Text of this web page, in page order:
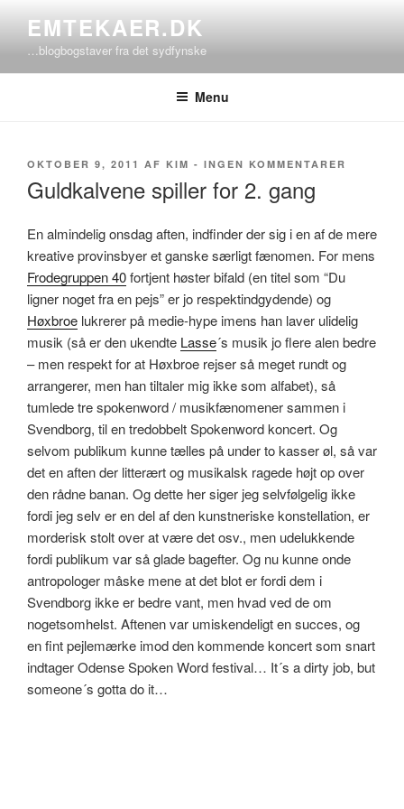
indhold
EMTEKAER.DK
…blogbogstaver fra det sydfynske
Menu
UDGIVET
OKTOBER 9, 2011 AF KIM - INGEN KOMMENTARER
GANG
Guldkalvene spiller for 2. gang
En almindelig onsdag aften, indfinder der sig i en af de mere
kreative provinsbyer et ganske særligt fænomen. For mens
Frodegruppen 40fortjent høster bifald (en titel som “Du
ligner noget fra en pejs” er jo respektindgydende) og
Høxbroe lukrerer på medie-hype imens han laver ulidelig
musik (så er den ukendte Lasse´s musik jo flere alen bedre
– men respekt for at Høxbroe rejser så meget rundt og
arrangerer, men han tiltaler mig ikke som alfabet), så
tumlede tre spokenword / musikfænomener sammen i
Svendborg, til en tredobbelt Spokenword koncert. Og
selvom publikum kunne tælles på under to kasser øl, så var
det en aften der litterært og musikalsk ragede højt op over
den rådne banan. Og dette her siger jeg selvfølgelig ikke
fordi jeg selv er en del af den kunstneriske konstellation, er
morderisk stolt over at være det osv., men udelukkende
fordi publikum var så glade bagefter. Og nu kunne onde
antropologer måske mene at det blot er fordi dem i
Svendborg ikke er bedre vant, men hvad ved de om
nogetsomhelst. Aftenen var umiskendeligt en succes, og
en fint pejlemærke imod den kommende koncert som snart
indtager Odense Spoken Word festival… It´s a dirty job, but
someone´s gotta do it…